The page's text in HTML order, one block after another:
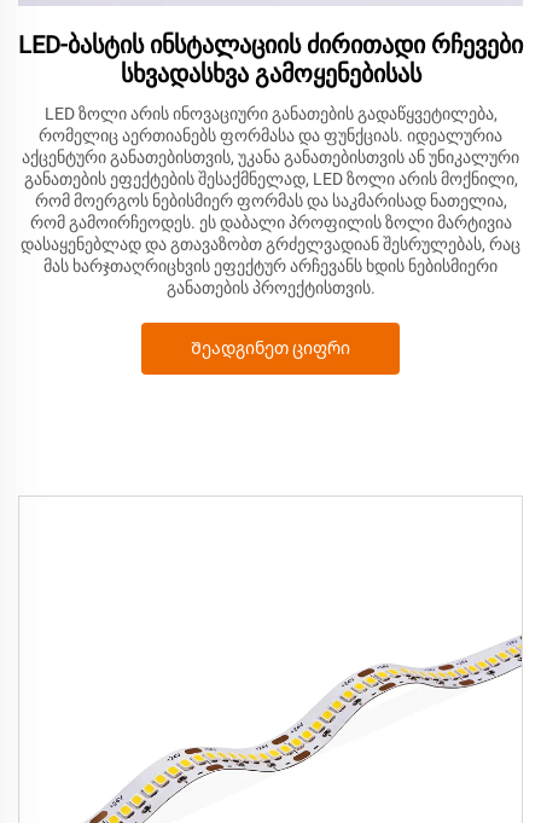
LED-ბასტის ინსტალაციის ძირითადი რჩევები
სხვადასხვა გამოყენებისას
LED ზოლი არის ინოვაციური განათების გადაწყვეტილება,
რომელიც აერთიანებს ფორმასა და ფუნქციას. იდეალურია
აქცენტური განათებისთვის, უკანა განათებისთვის ან უნიკალური
განათების ეფექტების შესაქმნელად, LED ზოლი არის მოქნილი,
რომ მოერგოს ნებისმიერ ფორმას და საკმარისად ნათელია,
რომ გამოირჩეოდეს. ეს დაბალი პროფილის ზოლი მარტივია
დასაყენებლად და გთავაზობთ გრძელვადიან შესრულებას, რაც
მას ხარჯთაღრიცხვის ეფექტურ არჩევანს ხდის ნებისმიერი
განათების პროექტისთვის.
Შეადგინეთ ციფრი